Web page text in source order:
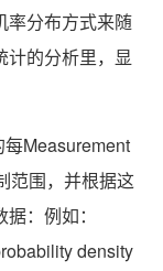
率分布方式来随
计的分析里，显
Measurement
范围，并根据这
：例如：
density